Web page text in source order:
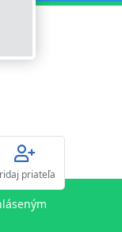
priateľa